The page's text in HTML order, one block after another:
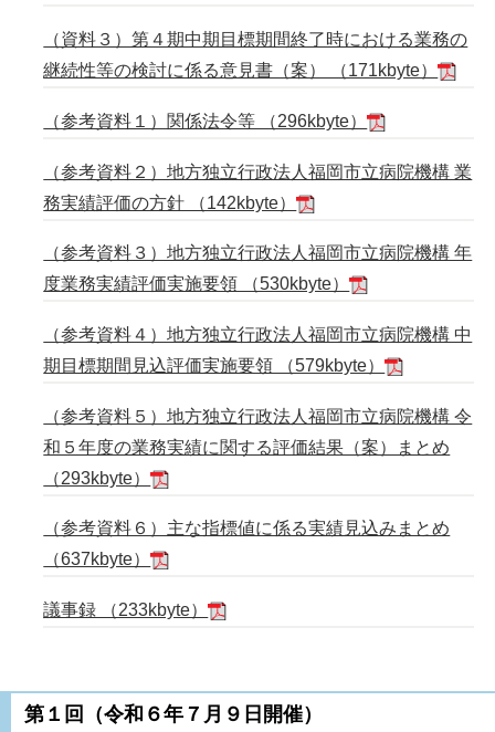
（資料３）第４期中期目標期間終了時における業務の
継続性等の検討に係る意見書（案） （171kbyte）
（参考資料１）関係法令等 （296kbyte）
（参考資料２）地方独立行政法人福岡市立病院機構 業
務実績評価の方針 （142kbyte）
（参考資料３）地方独立行政法人福岡市立病院機構 年
度業務実績評価実施要領 （530kbyte）
（参考資料４）地方独立行政法人福岡市立病院機構 中
期目標期間見込評価実施要領 （579kbyte）
（参考資料５）地方独立行政法人福岡市立病院機構 令
和５年度の業務実績に関する評価結果（案）まとめ
（293kbyte）
（参考資料６）主な指標値に係る実績見込みまとめ
（637kbyte）
議事録 （233kbyte）
第１回（令和６年７月９日開催）